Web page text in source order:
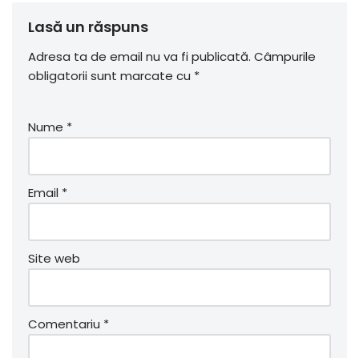
Lasă un răspuns
Adresa ta de email nu va fi publicată. Câmpurile
obligatorii sunt marcate cu *
Nume *
Email *
Site web
Comentariu *